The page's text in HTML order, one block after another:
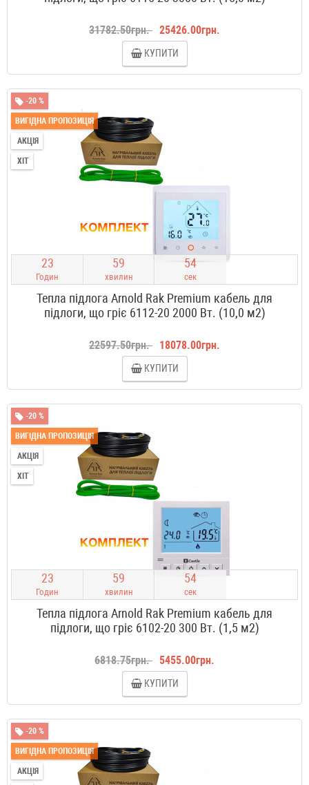
31782.50грн. 25426.00грн.
КУПИТИ
-20 %
ВИГІДНА ПРОПОЗИЦІЯ
АКЦІЯ
ХІТ
23
Годин
59
хвилин
53
сек
Тепла підлога Arnold Rak Premium кабель для
підлоги, що гріє 6112-20 2000 Вт. (10,0 м2)
22597.50грн. 18078.00грн.
КУПИТИ
-20 %
ВИГІДНА ПРОПОЗИЦІЯ
АКЦІЯ
ХІТ
23
Годин
59
хвилин
53
сек
Тепла підлога Arnold Rak Premium кабель для
підлоги, що гріє 6102-20 300 Вт. (1,5 м2)
6818.75грн. 5455.00грн.
КУПИТИ
-20 %
ВИГІДНА ПРОПОЗИЦІЯ
АКЦІЯ